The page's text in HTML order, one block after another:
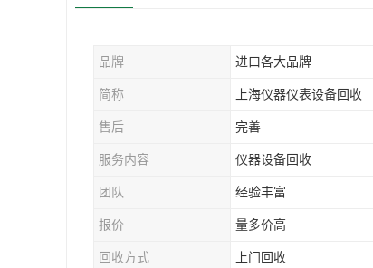
品牌 进口各大品牌
简称 上海仪器仪表设备回收
售后 完善
服务内容 仪器设备回收
团队 经验丰富
报价 量多价高
回收方式 上门回收